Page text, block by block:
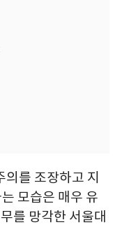
를 조장하고 지
모습은 매우 유
를 망각한 서울대